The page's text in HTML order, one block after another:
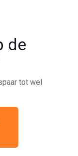
de
tot wel